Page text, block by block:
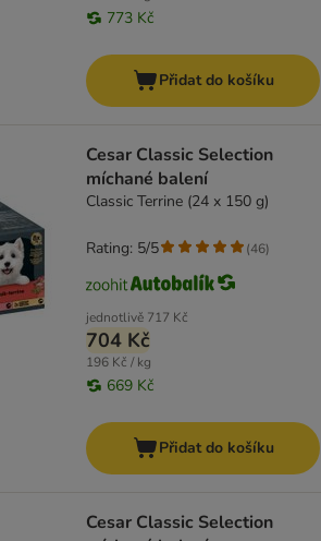
773 Kč
Přidat do košíku
Cesar Classic Selection
míchané balení
Classic Terrine (24 x 150 g)
jednotlivě 717 Kč
704 Kč
196 Kč / kg
669 Kč
Rating: 5/5 (46)
Přidat do košíku
Cesar Classic Selection